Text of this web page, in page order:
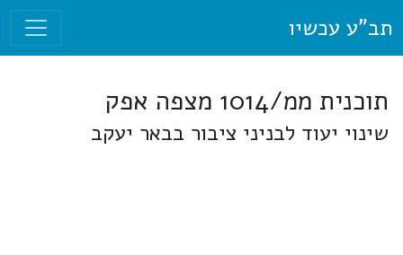
תב"ע עכשיו
תוכנית ממ/1014 מצפה אפק
שינוי יעוד לבניני ציבור בבאר יעקב